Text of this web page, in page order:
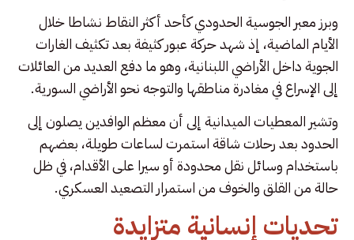
وبرز معبر الجوسية الحدودي كأحد أكثر النقاط نشاطا خلال
الأيام الماضية، إذ شهد حركة عبور كثيفة بعد تكثيف الغارات
الجوية داخل الأراضي اللبنانية، وهو ما دفع العديد من العائلات
إلى الإسراع في مغادرة مناطقها والتوجه نحو الأراضي السورية.
وتشير المعطيات الميدانية إلى أن معظم الوافدين يصلون إلى
الحدود بعد رحلات شاقة استمرت لساعات طويلة، بعضهم
باستخدام وسائل نقل محدودة أو سيرا على الأقدام، في ظل
حالة من القلق والخوف من استمرار التصعيد العسكري.
تحديات إنسانية متزايدة